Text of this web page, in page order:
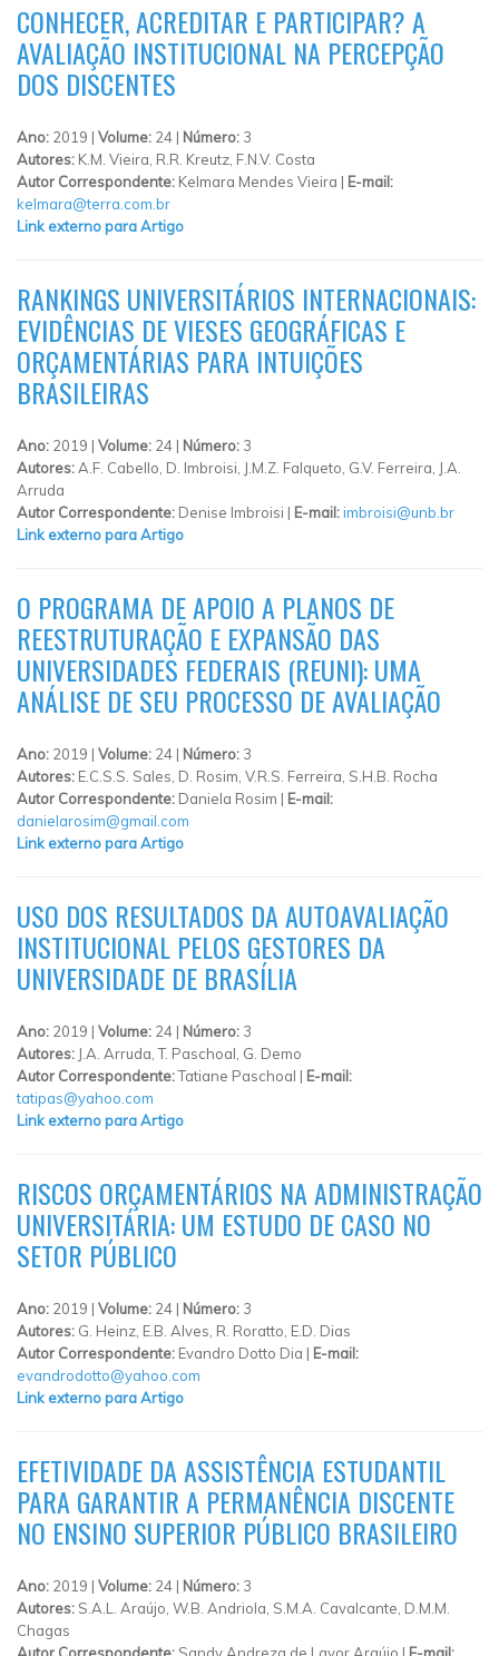
CONHECER, ACREDITAR E PARTICIPAR? A
AVALIAÇÃO INSTITUCIONAL NA PERCEPÇÃO
DOS DISCENTES
Ano: 2019 | Volume: 24 | Número: 3
Autores: K.M. Vieira, R.R. Kreutz, F.N.V. Costa
Autor Correspondente: Kelmara Mendes Vieira | E-mail:
kelmara@terra.com.br
Link externo para Artigo
RANKINGS UNIVERSITÁRIOS INTERNACIONAIS:
EVIDÊNCIAS DE VIESES GEOGRÁFICAS E
ORÇAMENTÁRIAS PARA INTUIÇÕES
BRASILEIRAS
Ano: 2019 | Volume: 24 | Número: 3
Autores:A.F. Cabello, D. Imbroisi, J.M.Z. Falqueto, G.V. Ferreira, J.A.
Arruda
Autor Correspondente: Denise Imbroisi | E-mail:imbroisi@unb.br
Link externo para Artigo
O PROGRAMA DE APOIO A PLANOS DE
REESTRUTURAÇÃO E EXPANSÃO DAS
UNIVERSIDADES FEDERAIS (REUNI): UMA
ANÁLISE DE SEU PROCESSO DE AVALIAÇÃO
Ano: 2019 | Volume: 24 | Número: 3
Autores: E.C.S.S. Sales, D. Rosim, V.R.S. Ferreira, S.H.B. Rocha
Autor Correspondente: Daniela Rosim | E-mail:
danielarosim@gmail.com
Link externo para Artigo
USO DOS RESULTADOS DA AUTOAVALIAÇÃO
INSTITUCIONAL PELOS GESTORES DA
UNIVERSIDADE DE BRASÍLIA
Ano: 2019 | Volume: 24 | Número: 3
Autores: J.A. Arruda, T. Paschoal, G. Demo
Autor Correspondente:Tatiane Paschoal | E-mail:
tatipas@yahoo.com
Link externo para Artigo
RISCOS ORÇAMENTÁRIOS NA ADMINISTRAÇÃO
UNIVERSITÁRIA: UM ESTUDO DE CASO NO
SETOR PÚBLICO
Ano: 2019 | Volume: 24 | Número: 3
Autores: G. Heinz, E.B. Alves, R. Roratto, E.D. Dias
Autor Correspondente: Evandro Dotto Dia | E-mail:
evandrodotto@yahoo.com
Link externo para Artigo
EFETIVIDADE DA ASSISTÊNCIA ESTUDANTIL
PARA GARANTIR A PERMANÊNCIA DISCENTE
NO ENSINO SUPERIOR PÚBLICO BRASILEIRO
Ano: 2019 | Volume: 24 | Número: 3
Autores: S.A.L. Araújo, W.B. Andriola, S.M.A. Cavalcante, D.M.M.
Chagas
Autor Correspondente: Sandy Andreza de Lavor Araújo | E-mail: